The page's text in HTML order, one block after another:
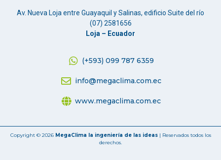
Av. Nueva Loja entre Guayaquil y Salinas, edificio Suite del río
(07) 2581656
Loja – Ecuador
(+593) 099 787 6359
info@megaclima.com.ec
www.megaclima.com.ec
Copyright © 2026 MegaClima la ingeniería de las ideas| Reservados todos los
derechos.